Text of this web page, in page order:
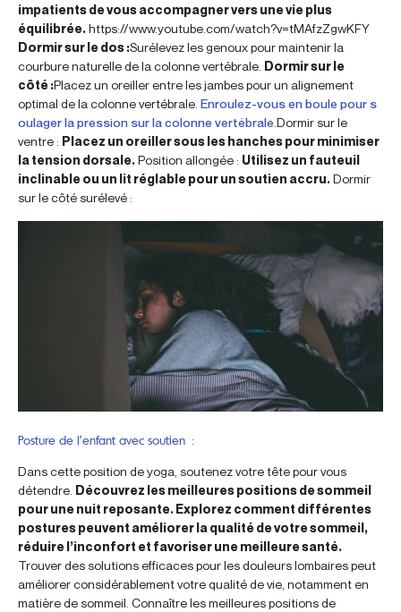
impatients de vous accompagner vers une vie plus
équilibrée.https://www.youtube.com/watch?v=tMAfzZgwKFY
Dormir sur le dos :Surélevez les genoux pour maintenir la
courbure naturelle de la colonne vertébrale. Dormir sur le
côté :Placez un oreiller entre les jambes pour un alignement
optimal de la colonne vertébrale. Enroulez-vous en boule pour s
oulager la pression sur la colonne vertébrale. Dormir sur le
ventre : Placez un oreiller sous les hanches pour minimiser
la tension dorsale.Position allongée : Utilisez un fauteuil
inclinable ou un lit réglable pour un soutien accru.Dormir
sur le côté surélevé :
Posture de l’enfant avec soutien :
Dans cette position de yoga, soutenez votre tête pour vous
détendre. Découvrez les meilleures positions de sommeil
pour une nuit reposante. Explorez comment différentes
postures peuvent améliorer la qualité de votre sommeil,
réduire l’inconfort et favoriser une meilleure santé.
Trouver des solutions efficaces pour les douleurs lombaires peut
améliorer considérablement votre qualité de vie, notamment en
matière de sommeil. Connaître les meilleures positions de